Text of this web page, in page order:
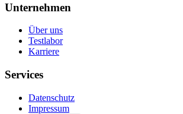
Unternehmen
Über uns
Testlabor
Karriere
Services
Datenschutz
Impressum